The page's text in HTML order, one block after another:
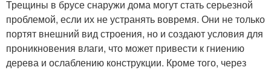
Трещины в брусе снаружи дома могут стать серьезной
проблемой, если их не устранять вовремя. Они не только
портят внешний вид строения, но и создают условия для
проникновения влаги, что может привести к гниению
дерева и ослаблению конструкции. Кроме того, через